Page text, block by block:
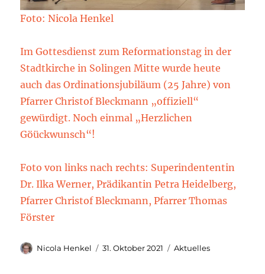
Foto: Nicola Henkel
Im Gottesdienst zum Reformationstag in der
Stadtkirche in Solingen Mitte wurde heute
auch das Ordinationsjubiläum (25 Jahre) von
Pfarrer Christof Bleckmann „offiziell“
gewürdigt. Noch einmal „Herzlichen
Göückwunsch“!
Foto von links nach rechts: Superindententin
Dr. Ilka Werner, Prädikantin Petra Heidelberg,
Pfarrer Christof Bleckmann, Pfarrer Thomas
Förster
Autor
Nicola Henkel
Veröffentlicht
31. Oktober 2021 Kategorien
Aktuelles